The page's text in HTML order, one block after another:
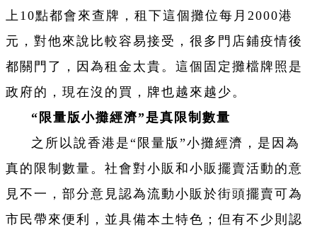
上10點都會來查牌，租下這個攤位每月2000港
元，對他來說比較容易接受，很多門店鋪疫情後
都關門了，因為租金太貴。這個固定攤檔牌照是
政府的，現在沒的買，牌也越來越少。
“限量版小攤經濟”是真限制數量
之所以說香港是“限量版”小攤經濟，是因為
真的限制數量。社會對小販和小販擺賣活動的意
見不一，部分意見認為流動小販於街頭擺賣可為
市民帶來便利，並具備本土特色；但有不少則認